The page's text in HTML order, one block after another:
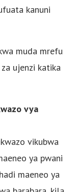
kanuni
muda mrefu
ujenzi katika
vya
vikubwa
ya pwani
maeneo ya